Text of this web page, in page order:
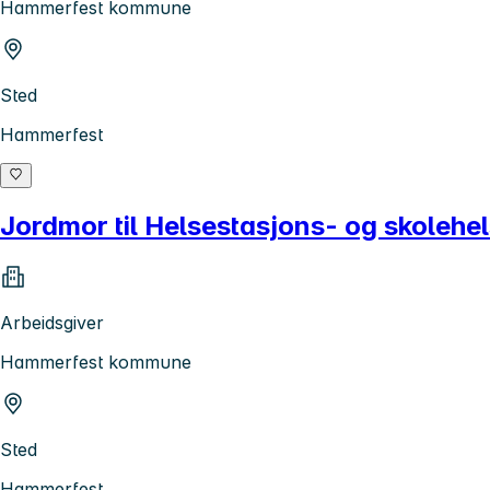
Hammerfest kommune
Sted
Hammerfest
Jordmor til Helsestasjons- og
Arbeidsgiver
Hammerfest kommune
Sted